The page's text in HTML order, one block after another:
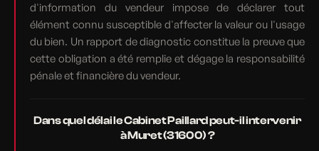
d'information du vendeur impose de déclarer tout
élément connu susceptible d'affecter la valeur ou l'usage
du bien. Un rapport de diagnostic constitue la preuve que
cette obligation a été remplie et dégage la responsabilité
pénale et financière du vendeur.
Dans quel délai le Cabinet Paillard peut-il intervenir
à Muret (31600) ?